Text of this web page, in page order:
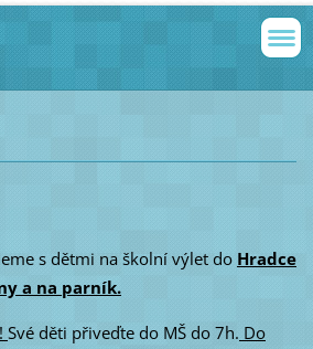
s dětmi na školní výlet do Hradce
a na parník.
Své děti přiveďte do MŠ do 7h. Do